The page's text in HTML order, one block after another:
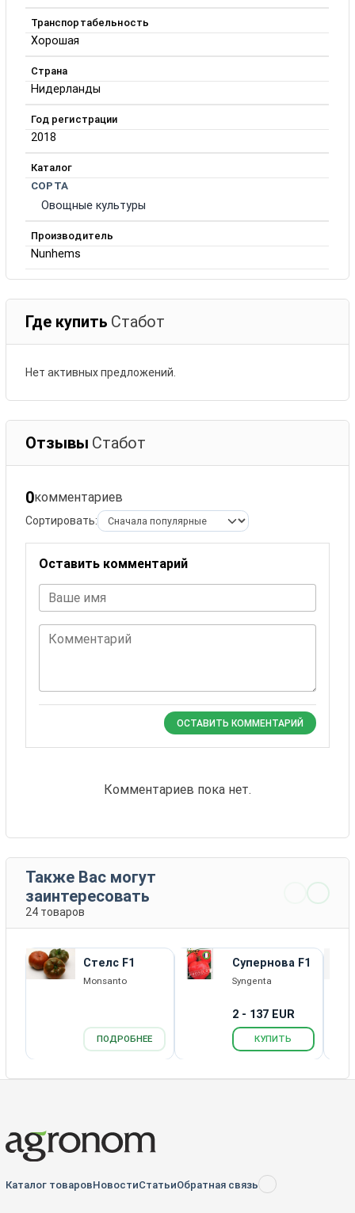
Транспортабельность
Хорошая
Страна
Нидерланды
Год регистрации
2018
Каталог
СОРТА
Овощные культуры
Производитель
Nunhems
Где купить Стабот
Нет активных предложений.
Отзывы Стабот
0комментариев
Сортировать:
Оставить комментарий
Ваше имя
Комментарий
ОСТАВИТЬ КОММЕНТАРИЙ
Комментариев пока нет.
Также Вас могут
заинтересовать
24 товаров
Стелс F1
Monsanto
ПОДРОБНЕЕ
Супернова F1
Syngenta
2 - 137 EUR
КУПИТЬ
Каталог товаровНовостиСтатьиОбратная связь RSS